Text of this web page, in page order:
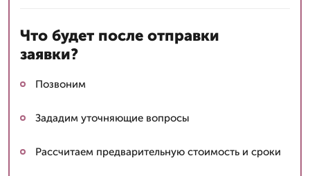
Что будет после отправки
заявки?
Позвоним
Зададим уточняющие вопросы
Рассчитаем предварительную стоимость и сроки